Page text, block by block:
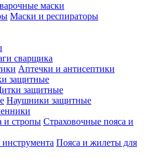
маски
Маски и респираторы
сварщика
Аптечки и антисептики
защитные
защитные
Наушники защитные
Страховочные пояса и
Пояса и жилеты для